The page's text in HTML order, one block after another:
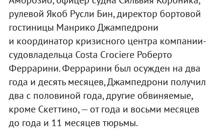
рулевой Якоб Русли Бин, директор бортовой
гостиницы Манрико Джампедрони
и координатор кризисного центра компании-
судовладельца Costa Crociere Роберто
Феррарини. Феррарини был осужден на два
года и десять месяцев, Джампедрони получил
два с половиной года, другие обвиняемые,
кроме Скеттино, — от года и восьми месяцев
до года и 11 месяцев тюрьмы.